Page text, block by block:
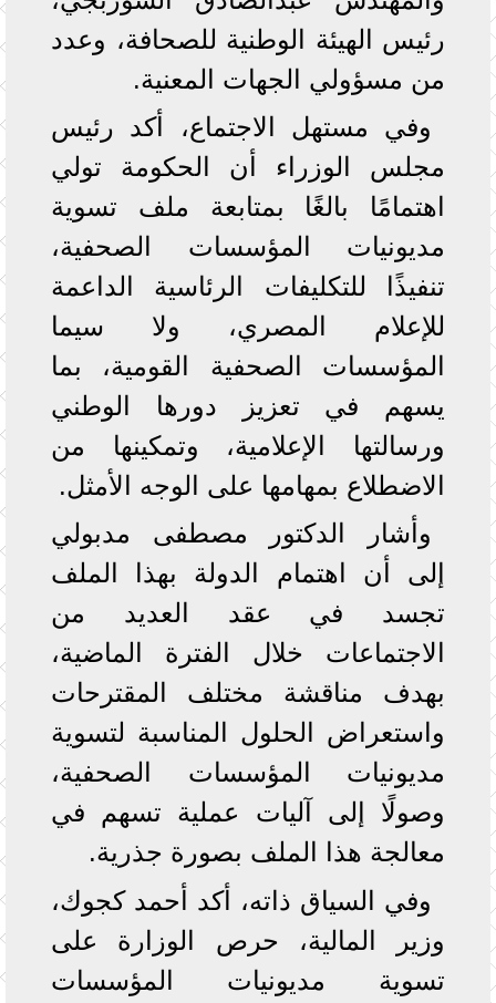
رئيس الهيئة الوطنية للصحافة، وعدد
من مسؤولي الجهات المعنية.
وفي مستهل الاجتماع، أكد رئيس
مجلس الوزراء أن الحكومة تولي
اهتمامًا بالغًا بمتابعة ملف تسوية
مديونيات المؤسسات الصحفية،
تنفيذًا للتكليفات الرئاسية الداعمة
للإعلام المصري، ولا سيما
المؤسسات الصحفية القومية، بما
يسهم في تعزيز دورها الوطني
ورسالتها الإعلامية، وتمكينها من
الاضطلاع بمهامها على الوجه الأمثل.
وأشار الدكتور مصطفى مدبولي
إلى أن اهتمام الدولة بهذا الملف
تجسد في عقد العديد من
الاجتماعات خلال الفترة الماضية،
بهدف مناقشة مختلف المقترحات
واستعراض الحلول المناسبة لتسوية
مديونيات المؤسسات الصحفية،
وصولًا إلى آليات عملية تسهم في
معالجة هذا الملف بصورة جذرية.
وفي السياق ذاته، أكد أحمد كجوك،
وزير المالية، حرص الوزارة على
تسوية مديونيات المؤسسات